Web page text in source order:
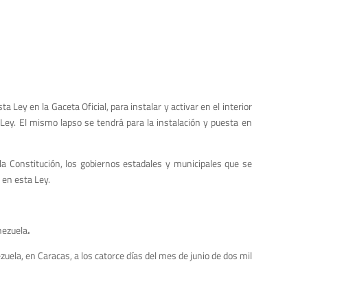
Ley en la Gaceta Oficial, para instalar y activar en el interior
El mismo lapso se tendrá para la instalación y puesta en
los gobiernos estadales y municipales que se
esta Ley.
.
en Caracas, a los catorce días del mes de junio de dos mil